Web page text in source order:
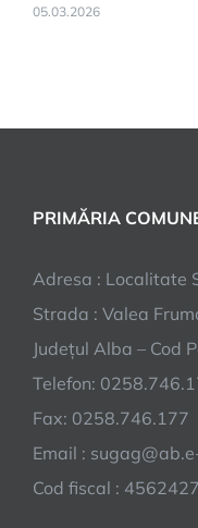
05.03.2026
PRIMĂRIA
Adresa : Localitate
Strada : Valea
Județul Alba – Cod
Telefon:
Fax: 0258.746.177
Email :
Cod fiscal : 4562427